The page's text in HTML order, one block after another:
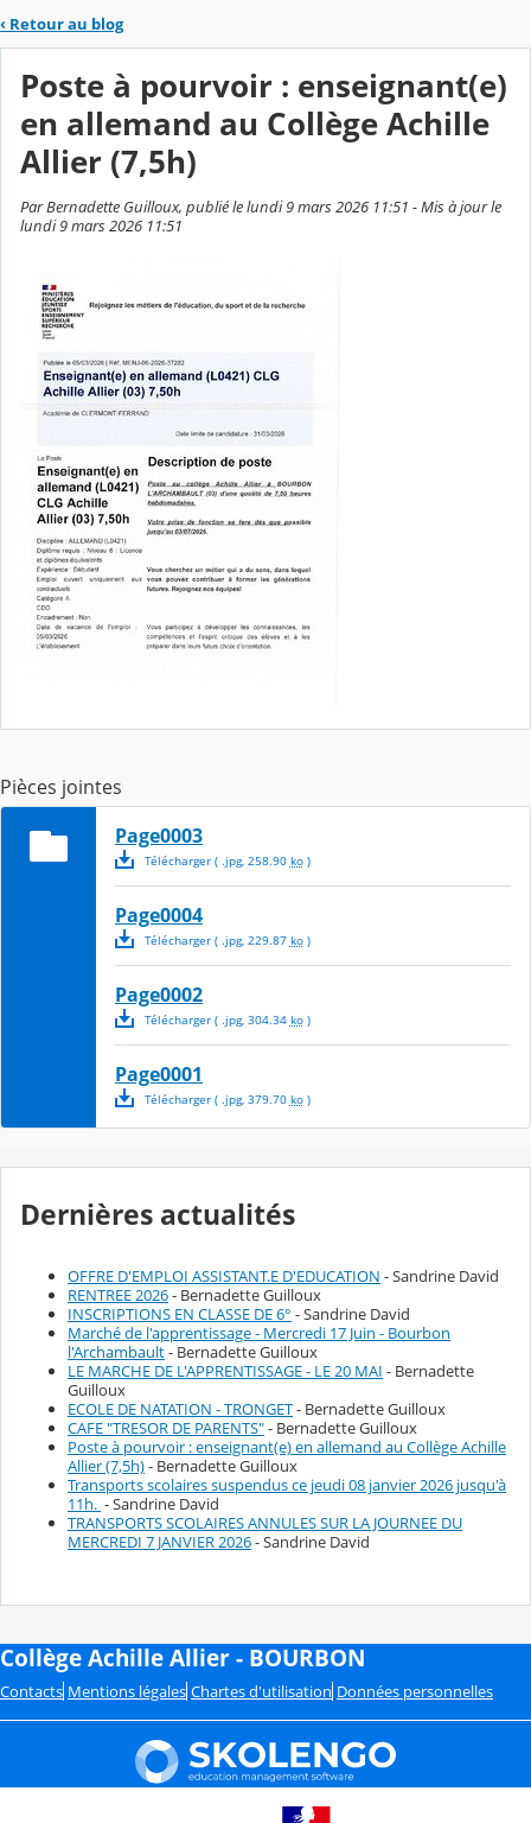
‹ Retour au blog
Poste à pourvoir : enseignant(e)
en allemand au Collège Achille
Allier (7,5h)
Par Bernadette Guilloux, publié le lundi 9 mars 2026 11:51 - Mis à jour le
lundi 9 mars 2026 11:51
Pièces jointes
Page0003
Télécharger( .jpg, 258.90 ko)
Page0004
Télécharger( .jpg, 229.87 ko)
Page0002
Télécharger( .jpg, 304.34 ko)
Page0001
Télécharger( .jpg, 379.70 ko)
Dernières actualités
OFFRE D'EMPLOI ASSISTANT.E D'EDUCATION - Sandrine David
RENTREE 2026- Bernadette Guilloux
INSCRIPTIONS EN CLASSE DE 6° - Sandrine David
Marché de l'apprentissage - Mercredi 17 Juin - Bourbon
l'Archambault- Bernadette Guilloux
LE MARCHE DE L'APPRENTISSAGE - LE 20 MAI - Bernadette
Guilloux
ECOLE DE NATATION - TRONGET- Bernadette Guilloux
CAFE "TRESOR DE PARENTS"- Bernadette Guilloux
Poste à pourvoir : enseignant(e) en allemand au Collège Achille
Allier (7,5h)- Bernadette Guilloux
Transports scolaires suspendus ce jeudi 08 janvier 2026 jusqu'à
11h. - Sandrine David
TRANSPORTS SCOLAIRES ANNULES SUR LA JOURNEE DU
MERCREDI 7 JANVIER 2026- Sandrine David
Collège Achille Allier - BOURBON
Contacts Mentions légales Chartes d'utilisation Données personnelles